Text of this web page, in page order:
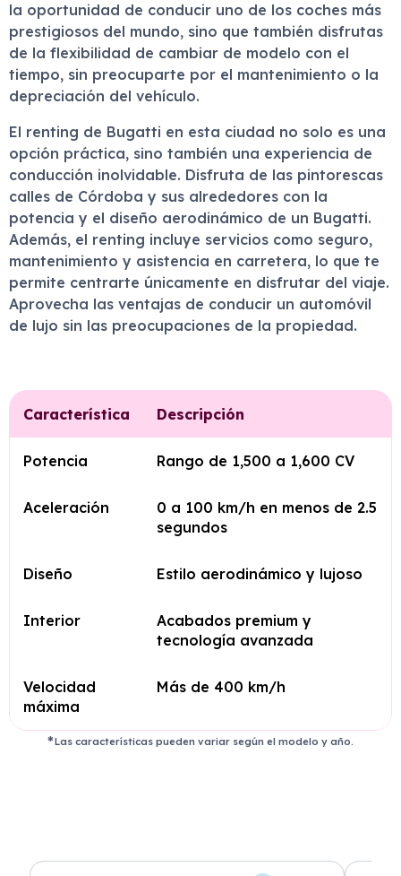
la oportunidad de conducir uno de los coches más
prestigiosos del mundo, sino que también disfrutas
de la flexibilidad de cambiar de modelo con el
tiempo, sin preocuparte por el mantenimiento o la
depreciación del vehículo.
El renting de Bugatti en esta ciudad no solo es una
opción práctica, sino también una experiencia de
conducción inolvidable. Disfruta de las pintorescas
calles de Córdoba y sus alrededores con la
potencia y el diseño aerodinámico de un Bugatti.
Además, el renting incluye servicios como seguro,
mantenimiento y asistencia en carretera, lo que te
permite centrarte únicamente en disfrutar del viaje.
Aprovecha las ventajas de conducir un automóvil
de lujo sin las preocupaciones de la propiedad.
Característica Descripción
Potencia Rango de 1,500 a 1,600 CV
Aceleración
0 a 100 km/h en menos de 2.5
segundos
Diseño Estilo aerodinámico y lujoso
Interior
Acabados premium y
tecnología avanzada
Velocidad
máxima
Más de 400 km/h
Las características pueden variar según el modelo y año.